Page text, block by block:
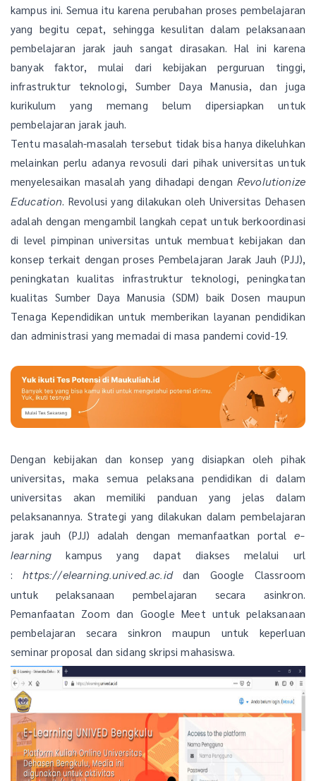
kampus ini. Semua itu karena perubahan proses pembelajaran
yang begitu cepat, sehingga kesulitan dalam pelaksanaan
pembelajaran jarak jauh sangat dirasakan. Hal ini karena
banyak faktor, mulai dari kebijakan perguruan tinggi,
infrastruktur teknologi, Sumber Daya Manusia, dan juga
kurikulum yang memang belum dipersiapkan untuk
pembelajaran jarak jauh.
Tentu masalah-masalah tersebut tidak bisa hanya dikeluhkan
melainkan perlu adanya revosuli dari pihak universitas untuk
menyelesaikan masalah yang dihadapi denganRevolutionize
Education. Revolusi yang dilakukan oleh Universitas Dehasen
adalah dengan mengambil langkah cepat untuk berkoordinasi
di level pimpinan universitas untuk membuat kebijakan dan
konsep terkait dengan proses Pembelajaran Jarak Jauh (PJJ),
peningkatan kualitas infrastruktur teknologi, peningkatan
kualitas Sumber Daya Manusia (SDM) baik Dosen maupun
Tenaga Kependidikan untuk memberikan layanan pendidikan
dan administrasi yang memadai di masa pandemi covid-19.
Dengan kebijakan dan konsep yang disiapkan oleh pihak
universitas, maka semua pelaksana pendidikan di dalam
universitas akan memiliki panduan yang jelas dalam
pelaksanannya. Strategi yang dilakukan dalam pembelajaran
jarak jauh (PJJ) adalah dengan memanfaatkan portal e-
learning kampus yang dapat diakses melalui url
:https://elearning.unived.ac.iddan Google Classroom
untuk pelaksanaan pembelajaran secara asinkron.
Pemanfaatan Zoom dan Google Meet untuk pelaksanaan
pembelajaran secara sinkron maupun untuk keperluan
seminar proposal dan sidang skripsi mahasiswa.